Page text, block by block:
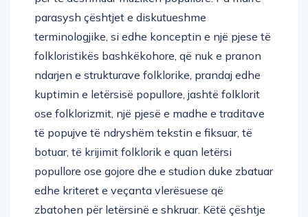
parasysh çështjet e diskutueshme
terminologjike, si edhe konceptin e një pjese të
folkloristikës bashkëkohore, që nuk e pranon
ndarjen e strukturave folklorike, prandaj edhe
kuptimin e letërsisë popullore, jashtë folklorit
ose folklorizmit, një pjesë e madhe e traditave
të popujve të ndryshëm tekstin e fiksuar, të
botuar, të krijimit folklorik e quan letërsi
popullore ose gojore dhe e studion duke zbatuar
edhe kriteret e veçanta vlerësuese që
zbatohen për letërsinë e shkruar. Këtë çështje